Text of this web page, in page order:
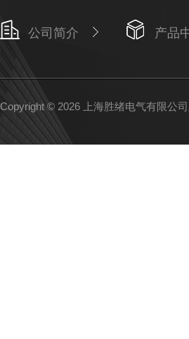
公司简介 产品
Copyright © 2026 上海胜绪电气有限公